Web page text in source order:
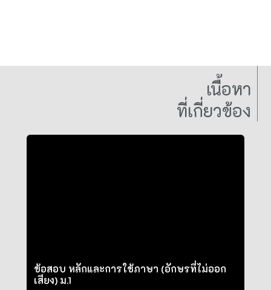
เนื้อหา
ที่เกี่ยวข้อง
ข้อสอบ หลักและการใช้ภาษา (อักษรที่ไม่ออก
เสียง) ม.1